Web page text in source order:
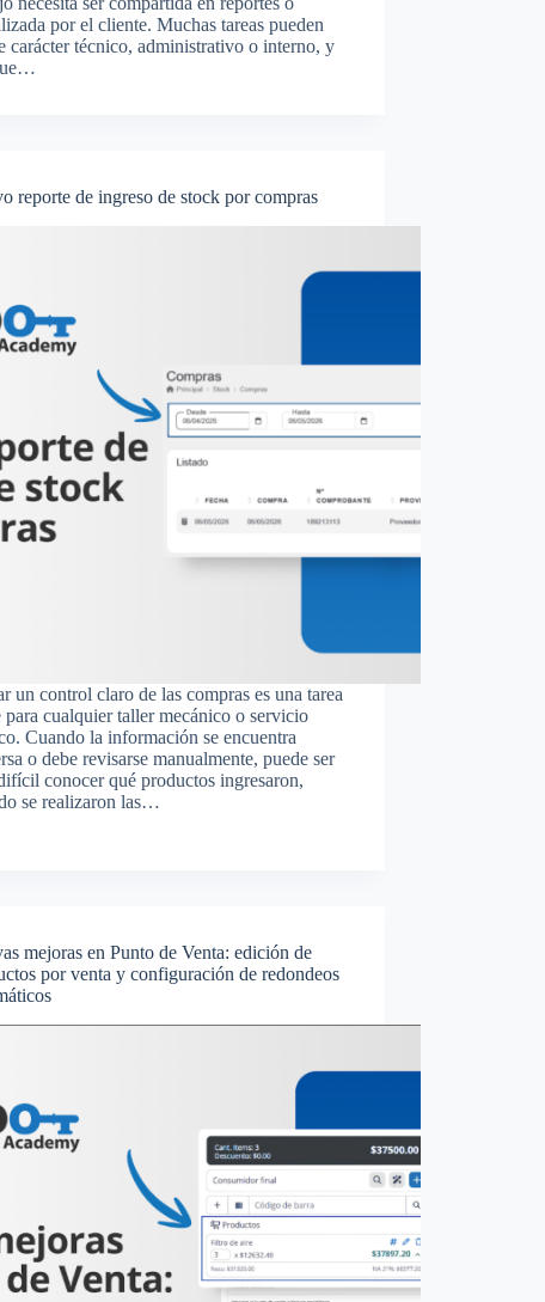
por el cliente. Muchas tareas pueden
carácter técnico, administrativo o interno, y
reporte de ingreso de stock por compras
un control claro de las compras es una tarea
para cualquier taller mecánico o servicio
Cuando la información se encuentra
o debe revisarse manualmente, puede ser
conocer qué productos ingresaron,
se realizaron las…
mejoras en Punto de Venta: edición de
por venta y configuración de redondeos